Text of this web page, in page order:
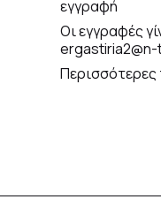
εγγραφή
Οι εγγραφές
ergastiria2@n-